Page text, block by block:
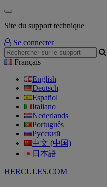
Site du support technique
Se connecter
Français
English
Deutsch
Español
Italiano
Nederlands
Português
Русский
中文 (中国)
日本語
HERCULES.COM